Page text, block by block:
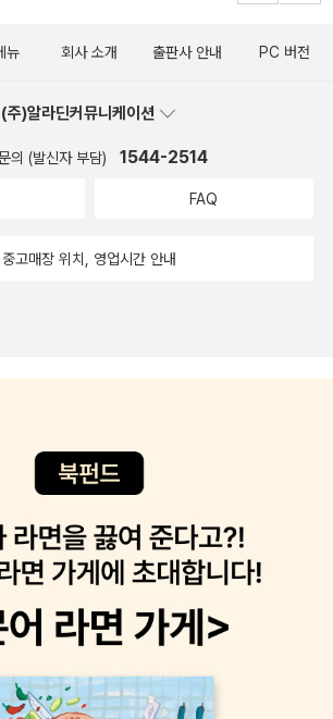
뉴 회사 소개 출판사 안내 PC 버전
(주)알라딘커뮤니케이션
의 (발신자 부담) 1544-2514
FAQ
중고매장 위치, 영업시간 안내